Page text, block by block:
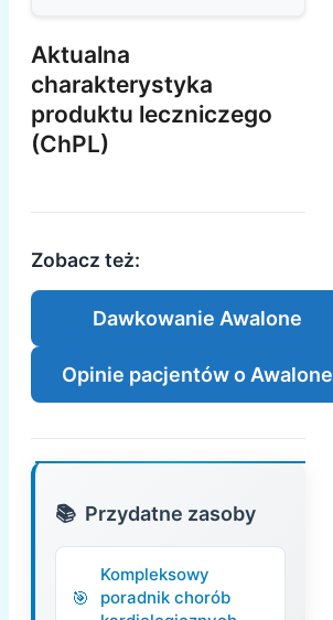
Aktualna
charakterystyka
produktu leczniczego
(ChPL)
Zobacz też:
Dawkowanie Awalone
Opinie pacjentów o Awalone
Przydatne zasoby
Kompleksowy
poradnik chorób